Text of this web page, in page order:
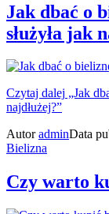
Jak dbać o
służyła jak
Czytaj dalej „Jak
najdłużej?”
AutoradminData
Bielizna
Czy warto